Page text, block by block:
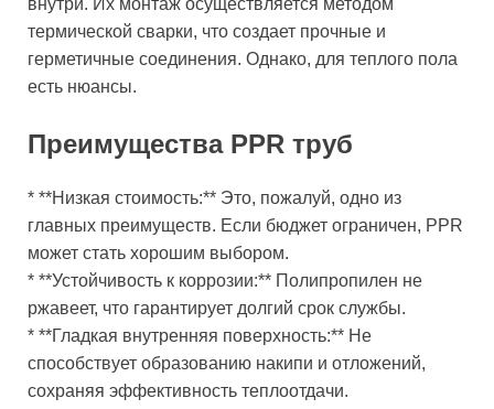
термической сварки, что создает прочные и
герметичные соединения. Однако, для теплого пола
есть нюансы.
Преимущества PPR труб
* **Низкая стоимость:** Это, пожалуй, одно из
главных преимуществ. Если бюджет ограничен, PPR
может стать хорошим выбором.
* **Устойчивость к коррозии:** Полипропилен не
ржавеет, что гарантирует долгий срок службы.
* **Гладкая внутренняя поверхность:** Не
способствует образованию накипи и отложений,
сохраняя эффективность теплоотдачи.